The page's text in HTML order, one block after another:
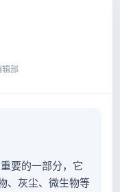
部
要的一部分，它
、灰尘、微生物等